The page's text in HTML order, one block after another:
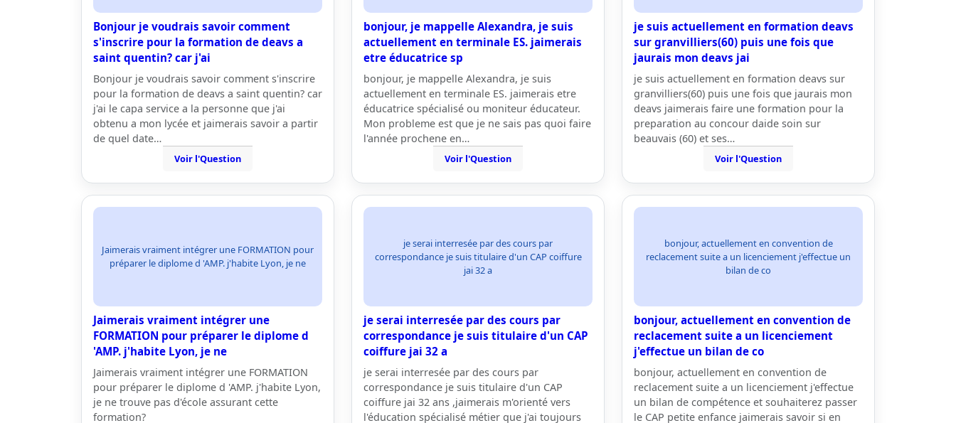
Bonjour je voudrais savoir comment
s'inscrire pour la formation de deavs a
saint quentin? car j'ai
Bonjour je voudrais savoir comment s'inscrire
pour la formation de deavs a saint quentin? car
j'ai le capa service a la personne que j'ai
obtenu a mon lycée et jaimerais savoir a partir
de quel date…
Voir l'Question
bonjour, je mappelle Alexandra, je suis
actuellement en terminale ES. jaimerais
etre éducatrice sp
bonjour, je mappelle Alexandra, je suis
actuellement en terminale ES. jaimerais etre
éducatrice spécialisé ou moniteur éducateur.
Mon probleme est que je ne sais pas quoi faire
l'année prochene en…
Voir l'Question
je suis actuellement en formation deavs
sur granvilliers(60) puis une fois que
jaurais mon deavs jai
je suis actuellement en formation deavs sur
granvilliers(60) puis une fois que jaurais mon
deavs jaimerais faire une formation pour la
preparation au concour daide soin sur
beauvais (60) et ses…
Voir l'Question
Jaimerais vraiment intégrer une FORMATION pour
préparer le diplome d 'AMP. j'habite Lyon, je ne
Jaimerais vraiment intégrer une
FORMATION pour préparer le diplome d
'AMP. j'habite Lyon, je ne
Jaimerais vraiment intégrer une FORMATION
pour préparer le diplome d 'AMP. j'habite Lyon,
je ne trouve pas d'école assurant cette
formation?
je serai interresée par des cours par
correspondance je suis titulaire d'un CAP coiffure
jai 32 a
je serai interresée par des cours par
correspondance je suis titulaire d'un CAP
coiffure jai 32 a
je serai interresée par des cours par
correspondance je suis titulaire d'un CAP
coiffure jai 32 ans ,jaimerais m'orienté vers
l'éducation spécialisé métier que j'ai toujours
bonjour, actuellement en convention de
reclacement suite a un licenciement j'effectue un
bilan de co
bonjour, actuellement en convention de
reclacement suite a un licenciement
j'effectue un bilan de co
bonjour, actuellement en convention de
reclacement suite a un licenciement j'effectue
un bilan de compétence et souhaiterez passer
le CAP petite enfance jaimerais savoir si en